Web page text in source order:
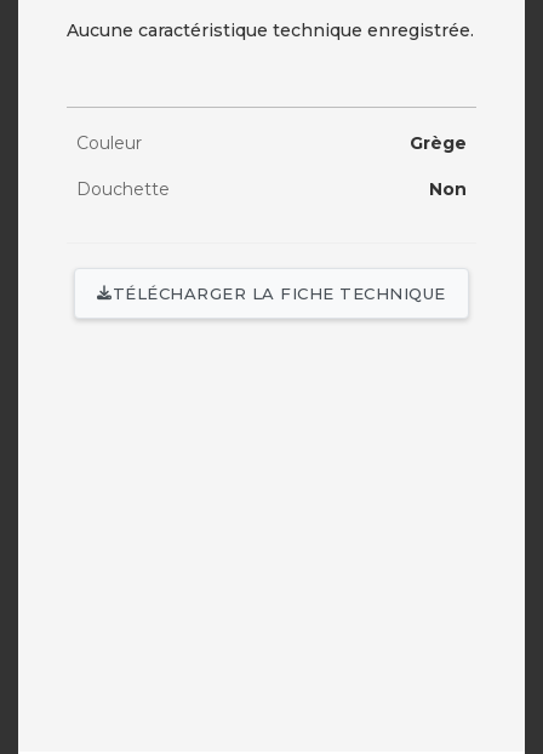
Aucune caractéristique technique enregistrée.
Couleur Grège
Douchette Non
TÉLÉCHARGER LA FICHE TECHNIQUE